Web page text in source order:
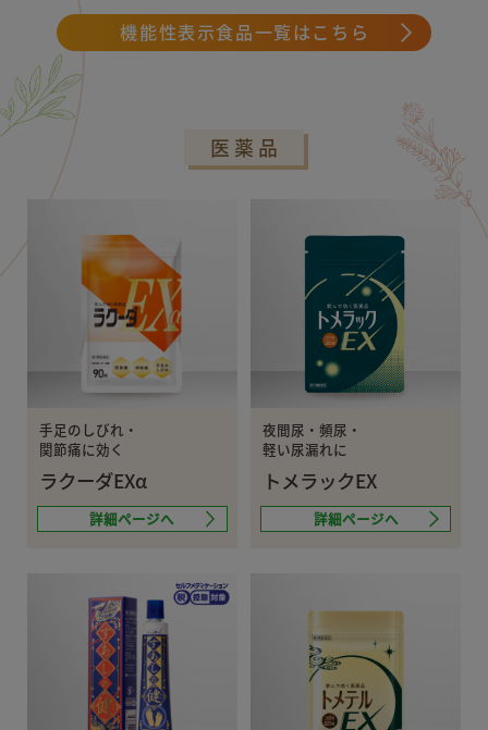
機能性表示食品一覧はこちら
医薬品
手足のしびれ・
関節痛に効く
ラクーダEXα
詳細ページへ
夜間尿・頻尿・
軽い尿漏れに
トメラックEX
詳細ページへ